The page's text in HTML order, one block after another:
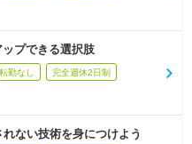
ップできる選択肢
転勤なし 完全週休2日制
ない技術を身につけよう